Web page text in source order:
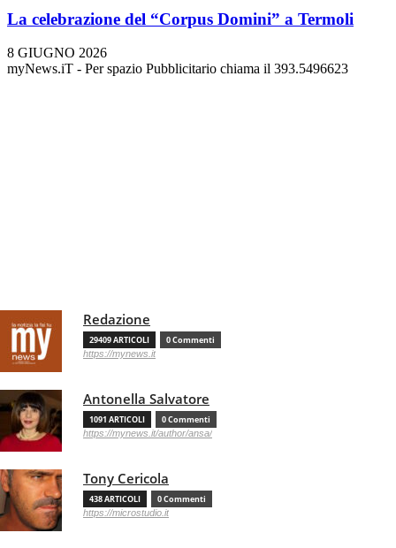
La celebrazione del “Corpus Domini” a Termoli
8 GIUGNO 2026
myNews.iT - Per spazio Pubblicitario chiama il 393.5496623
Redazione
29409 ARTICOLI 0 Commenti
https://mynews.it
Antonella Salvatore
1091 ARTICOLI 0 Commenti
https://mynews.it/author/ansa/
Tony Cericola
438 ARTICOLI 0 Commenti
https://microstudio.it